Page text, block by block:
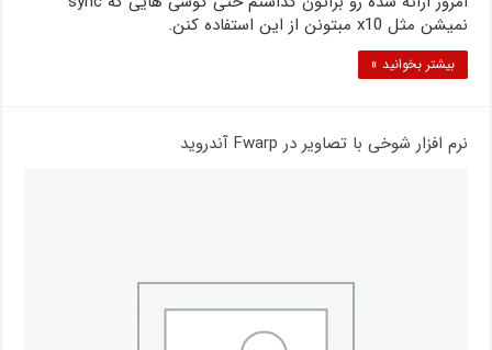
نمیشن مثل x10 مبتونن از این استفاده کنن.
بیشتر بخوانید »
نرم افزار شوخی با تصاویر در Fwarp آندروید